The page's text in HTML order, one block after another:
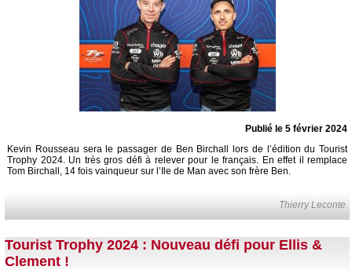
Publié le 5 février 2024
Kevin Rousseau sera le passager de Ben Birchall lors de l’édition du Tourist
Trophy 2024. Un très gros défi à relever pour le français. En effet il remplace
Tom Birchall, 14 fois vainqueur sur l’Ile de Man avec son frère Ben.
Thierry Leconte
Tourist Trophy 2024 : Nouveau défi pour Ellis &
Clement !